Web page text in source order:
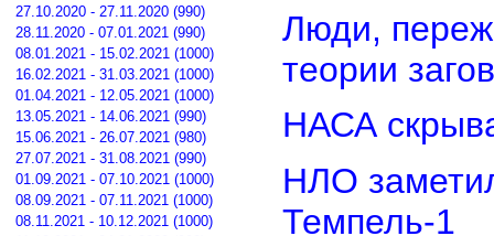
27.10.2020 - 27.11.2020 (990)
28.11.2020 - 07.01.2021 (990)
08.01.2021 - 15.02.2021 (1000)
16.02.2021 - 31.03.2021 (1000)
01.04.2021 - 12.05.2021 (1000)
13.05.2021 - 14.06.2021 (990)
15.06.2021 - 26.07.2021 (980)
27.07.2021 - 31.08.2021 (990)
01.09.2021 - 07.10.2021 (1000)
08.09.2021 - 07.11.2021 (1000)
08.11.2021 - 10.12.2021 (1000)
Люди,
теории
НАСА
НЛО
Темпель-1